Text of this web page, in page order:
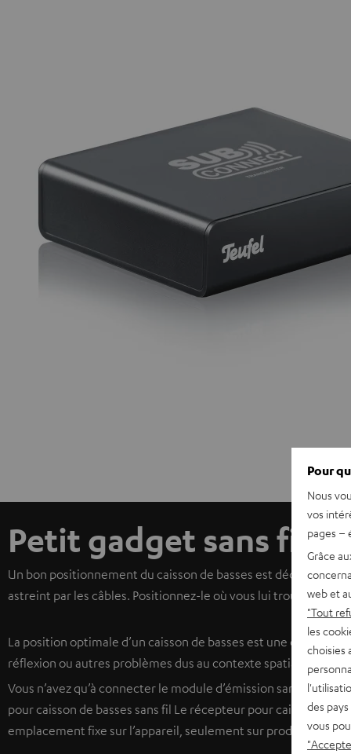
Petit gadget sans fil
Un bon positionnement du caisson de basses est décisif pour
astreint par les câbles. Positionnez-le où vous lui trouverez la
La position optimale d’un caisson de basses est une question
réflexion ou autres problèmes dus au contexte spatial. Les
Vous n’avez qu’à connecter le module d’émission sans fil par
pour caisson de basses sans fil Le récepteur pour caisson de
emplacement fixe sur l’appareil, seulement sur produits
Pour
Nous
vos
pages –
Grâce
web et
"Tout
les
choisies
des
vous